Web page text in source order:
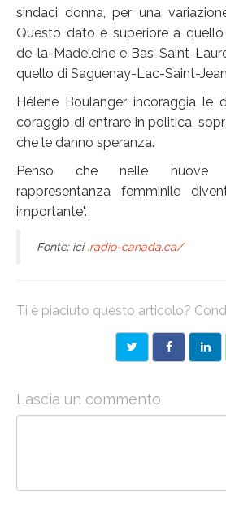
sindaci donna, per una
Questo dato è superiore a
de-la-Madeleine e Bas-Saint-
quello di Saguenay-Lac-Saint-
Hélène Boulanger incoraggia le
coraggio di entrare in politica,
che le danno speranza.
Penso che nelle nuove
rappresentanza femminile
importante".
Fonte: ici.radio-canada.ca/
Ti è piaciuto questo articolo?
Lascia un commento